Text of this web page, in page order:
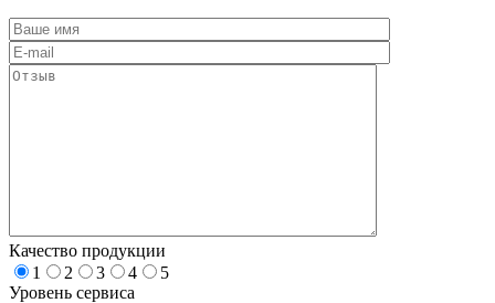
Качество продукции
1
2 3 4
5
Уровень сервиса